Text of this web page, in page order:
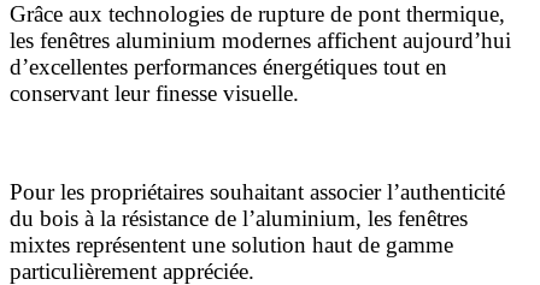
Grâce aux technologies de rupture de pont thermique,
les fenêtres aluminium modernes affichent aujourd’hui
d’excellentes performances énergétiques tout en
conservant leur finesse visuelle.
Pour les propriétaires souhaitant associer l’authenticité
du bois à la résistance de l’aluminium, les fenêtres
mixtes représentent une solution haut de gamme
particulièrement appréciée.